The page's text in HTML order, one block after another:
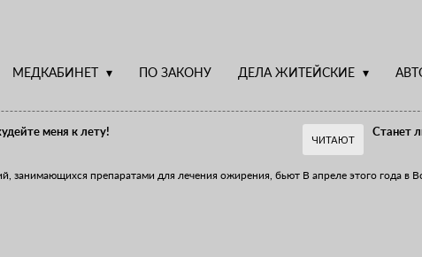
МЕДКАБИНЕТ ПО ЗАКОНУ ДЕЛА ЖИТЕЙСКИЕ
меня к лету!
занимающихся препаратами для лечения ожирения, бьют
ЧИТАЮТ
Станет
В апреле этого года в